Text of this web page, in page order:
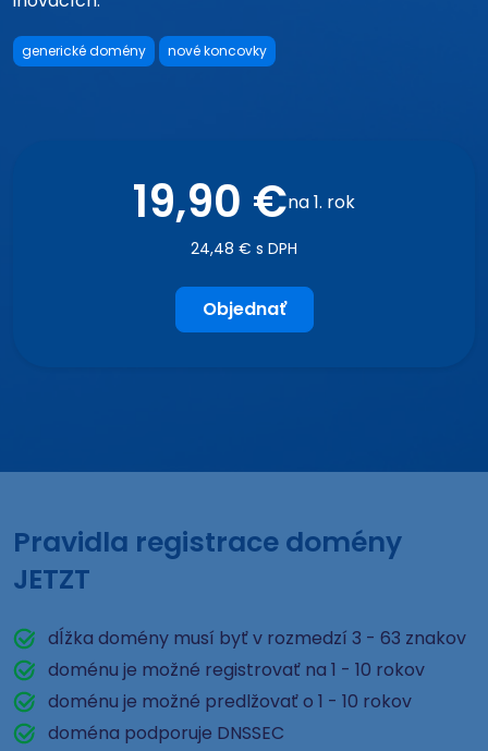
generické domény nové koncovky
19,90 €na 1. rok
24,48 € s DPH
Objednať
Pravidla registrace domény
JETZT
dĺžka domény musí byť v rozmedzí 3 - 63 znakov
doménu je možné registrovať na 1 - 10 rokov
doménu je možné predlžovať o 1 - 10 rokov
doména podporuje DNSSEC